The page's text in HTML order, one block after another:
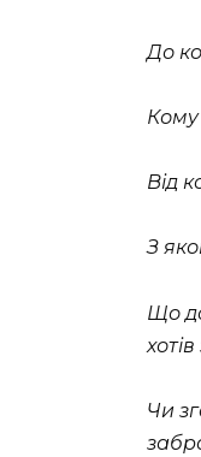
До
Кому
Від
З
Що
Чи